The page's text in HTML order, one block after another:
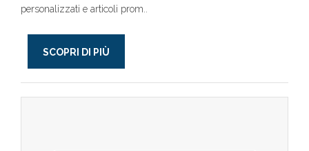
personalizzati e articoli prom..
SCOPRI DI PIÙ